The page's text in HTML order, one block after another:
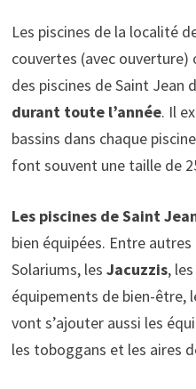
Les piscines de la localité
couvertes (avec ouverture)
des piscines de Saint Jean
durant toute l’année. Il
bassins dans chaque
font souvent une taille de
Les piscines de Saint
bien équipées. Entre
Solariums, les Jacuzzis, les
équipements de bien-être,
vont s’ajouter aussi les
les toboggans et les aires